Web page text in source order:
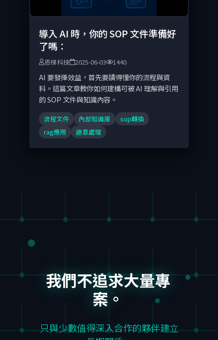
導入 AI 時，你的 SOP 文件準備好
了嗎：
恩梯科技 2025-06-03 1440
AI 要發揮效益，首先要讀得懂你的流程與資
料。這篇文章教你如何建構可被 AI 理解與引用
的 SOP 文件與知識內容。
流程文件 內部知識庫
sop轉換
rag應用
語意處理
我們不追求大量專
案。
只與少數值得深入合作的夥伴建立